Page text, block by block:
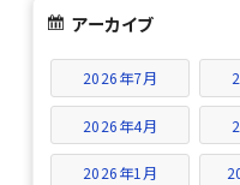
アーカイブ
2026年7月
2026年4月
2026年1月